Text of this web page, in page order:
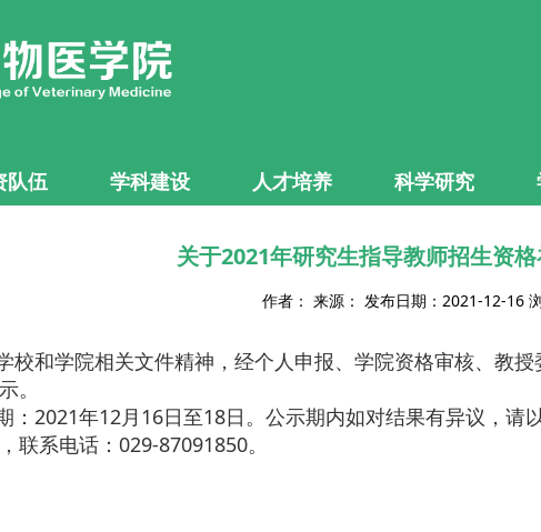
队伍 学科建设 人才培养 科学研究
关于2021年研究生指导教师招生资
作者： 来源： 发布日期：2021-12-16
校和学院相关文件精神，经个人申报、学院资格审核、教
。
： 2021年12月 16日至18日。公示期内如对结果有异议，请
联系电话： 029-87091850。